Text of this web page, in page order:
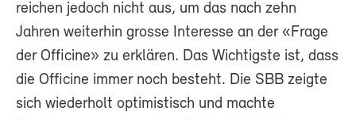
reichen jedoch nicht aus, um das nach zehn
Jahren weiterhin grosse Interesse an der «Frage
der Officine» zu erklären. Das Wichtigste ist, dass
die Officine immer noch besteht. Die SBB zeigte
sich wiederholt optimistisch und machte